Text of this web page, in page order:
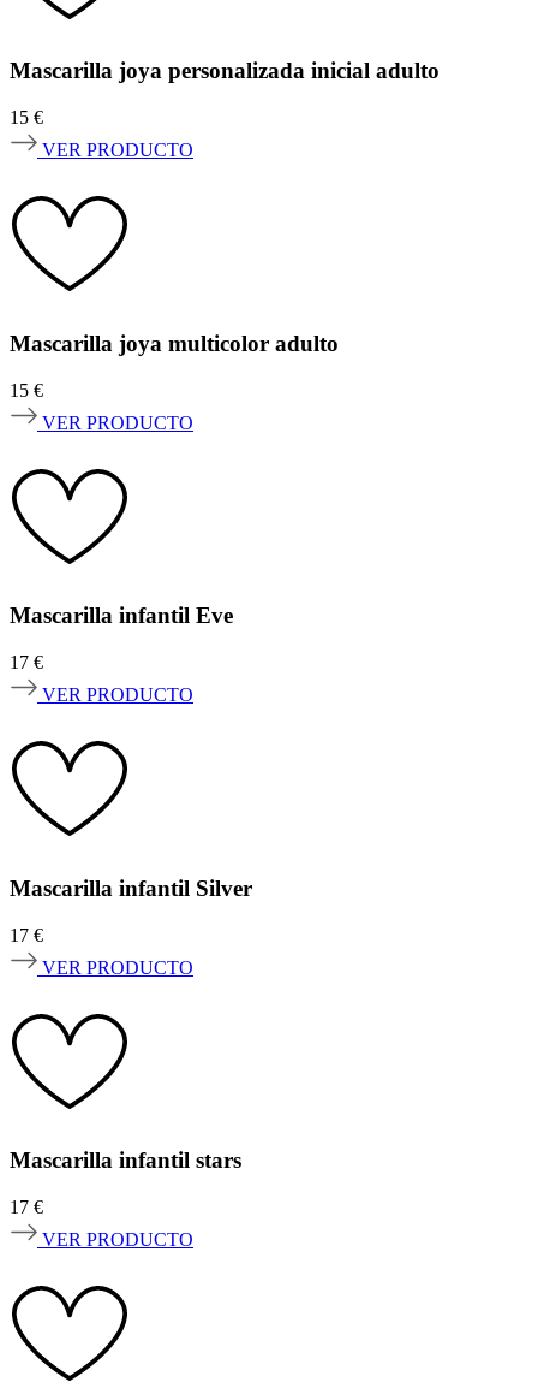
Mascarilla joya personalizada inicial adulto
15 €
VER PRODUCTO
Mascarilla joya multicolor adulto
15 €
VER PRODUCTO
Mascarilla infantil Eve
17 €
VER PRODUCTO
Mascarilla infantil Silver
17 €
VER PRODUCTO
Mascarilla infantil stars
17 €
VER PRODUCTO